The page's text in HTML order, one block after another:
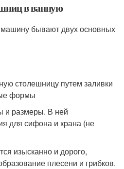
в ванную
бывают двух основных
столешницу путем заливки
формы
и размеры. В ней
для сифона и крана (не
изысканно и дорого,
плесени и грибков.